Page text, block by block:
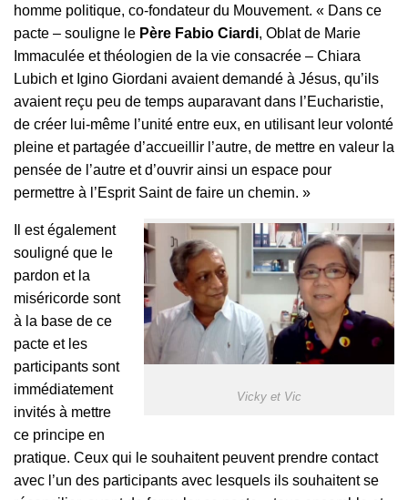
homme politique, co-fondateur du Mouvement. « Dans ce
pacte – souligne le Père Fabio Ciardi, Oblat de Marie
Immaculée et théologien de la vie consacrée – Chiara
Lubich et Igino Giordani avaient demandé à Jésus, qu’ils
avaient reçu peu de temps auparavant dans l’Eucharistie,
de créer lui-même l’unité entre eux, en utilisant leur volonté
pleine et partagée d’accueillir l’autre, de mettre en valeur la
pensée de l’autre et d’ouvrir ainsi un espace pour
permettre à l’Esprit Saint de faire un chemin. »
Vicky et Vic
Il est également
souligné que le
pardon et la
miséricorde sont
à la base de ce
pacte et les
participants sont
immédiatement
invités à mettre
ce principe en
pratique. Ceux qui le souhaitent peuvent prendre contact
avec l’un des participants avec lesquels ils souhaitent se